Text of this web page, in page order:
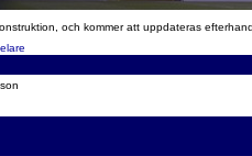
och kommer att uppdateras